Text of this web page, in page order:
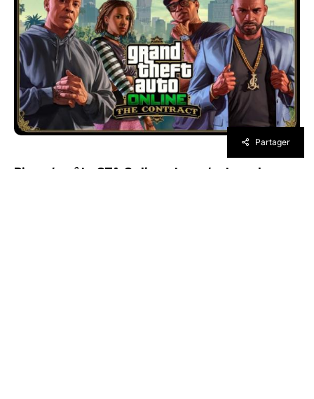
Rien n’arrête GTA Online et ce n’est pas la
Partager